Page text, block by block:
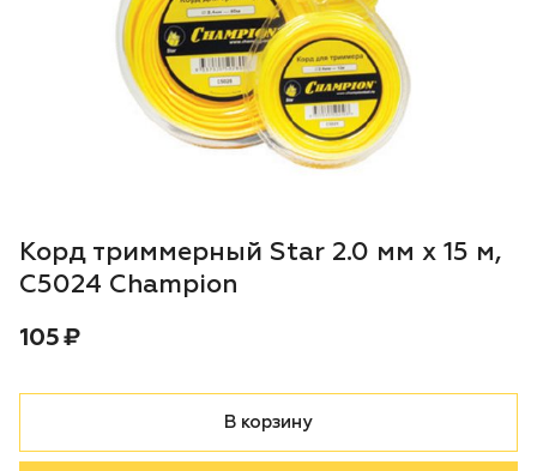
Воздуходувки
Аккумуляторная техника iPrix
Скарификаторы
Мотопомпы
Подметальные машины
Строительная техника
Корд триммерный Star 2.0 мм х 15 м,
C5024 Champion
В корзину
Цена:
105 ₽рублей